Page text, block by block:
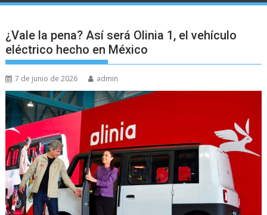
¿Vale la pena? Así será Olinia 1, el vehículo
eléctrico hecho en México
7 de junio de 2026 admin